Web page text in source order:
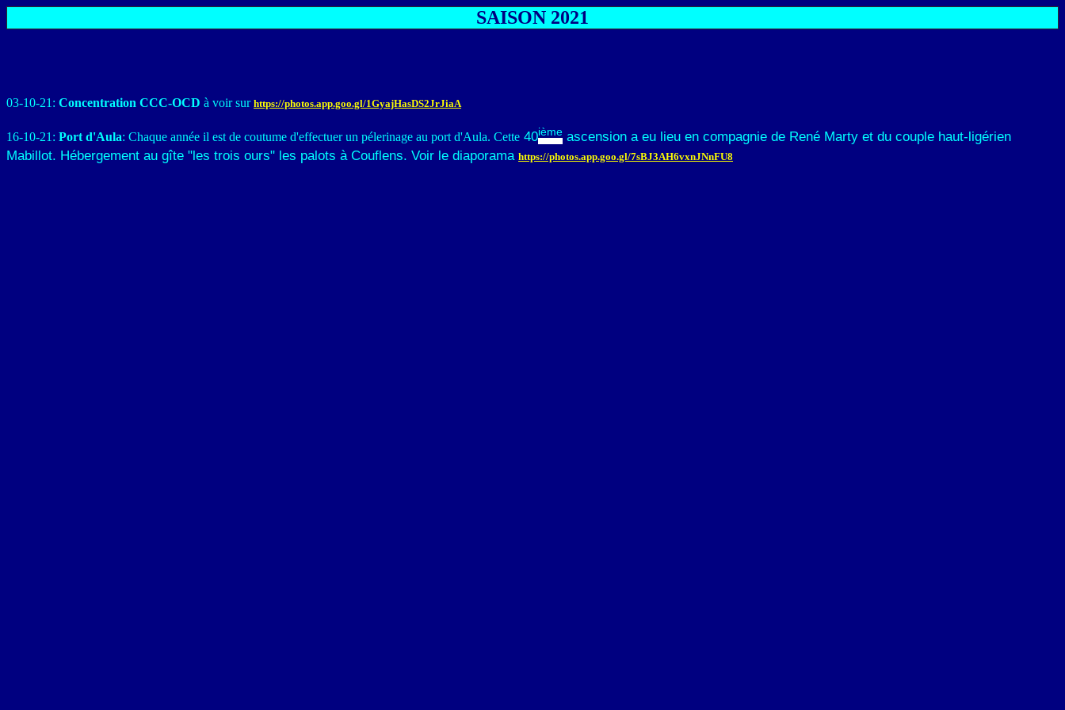
SAISON 2021
03-10-21: Concentration CCC-OCD à voir sur https://photos.app.goo.gl/1GyajHasDS2JrJiaA
16-10-21: Port d'Aula: Chaque année il est de coutume d'effectuer un pélerinage au port d'Aula. Cette 40ième ascension a eu lieu en compagnie de René Marty et du couple haut-ligérien
Mabillot. Hébergement au gîte "les trois ours" les palots à Couflens. Voir le diaporama https://photos.app.goo.gl/7sBJ3AH6vxnJNnFU8